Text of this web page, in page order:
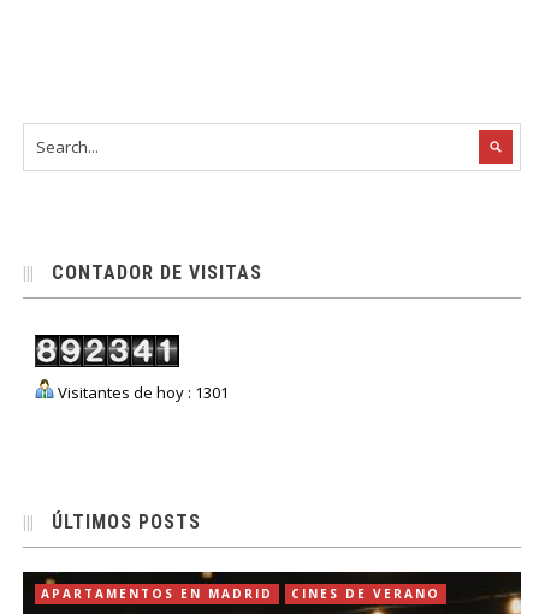
CONTADOR DE VISITAS
Visitantes de hoy : 1301
ÚLTIMOS POSTS
APARTAMENTOS EN MADRID CINES DE VERANO